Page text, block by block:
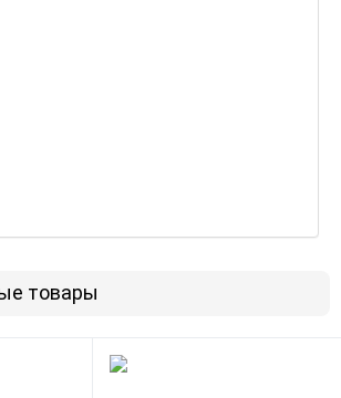
товары